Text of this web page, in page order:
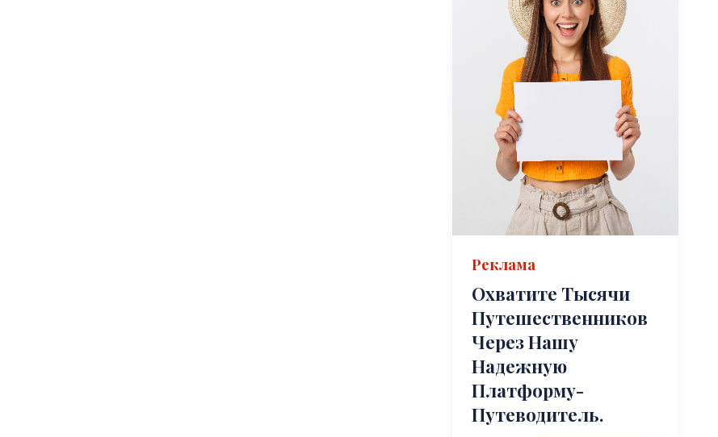
Реклама
Охватите Тысячи
Путешественников
Через Нашу
Надежную
Платформу-
Путеводитель.